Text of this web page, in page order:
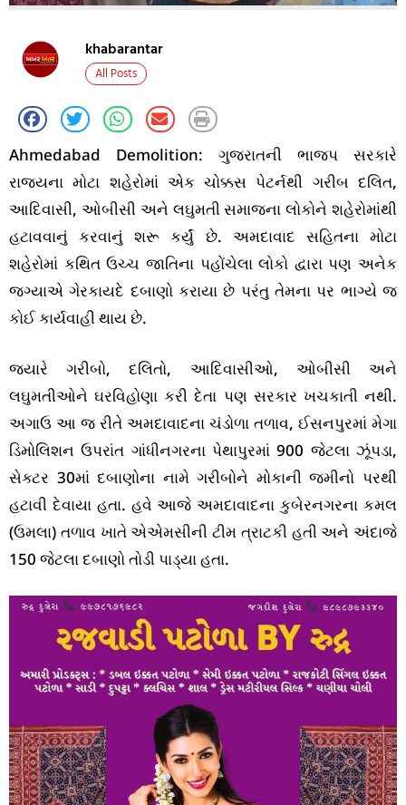
khabarantar
All Posts
Ahmedabad Demolition: ગુજરાતની ભાજપ સરકારે
રાજ્યના મોટા શહેરોમાં એક ચોક્કસ પેટર્નથી ગરીબ દલિત,
આદિવાસી, ઓબીસી અને લઘુમતી સમાજના લોકોને શહેરોમાંથી
હટાવવાનું કરવાનું શરૂ કર્યું છે. અમદાવાદ સહિતના મોટા
શહેરોમાં કથિત ઉચ્ચ જાતિના પહોંચેલા લોકો દ્વારા પણ અનેક
જગ્યાએ ગેરકાયદે દબાણો કરાયા છે પરંતુ તેમના પર ભાગ્યે જ
કોઈ કાર્યવાહી થાય છે.
જ્યારે ગરીબો, દલિતો, આદિવાસીઓ, ઓબીસી અને
લઘુમતીઓને ઘરવિહોણા કરી દેતા પણ સરકાર ખચકાતી નથી.
અગાઉ આ જ રીતે અમદાવાદના ચંડોળા તળાવ, ઈસનપુરમાં મેગા
ડિમોલિશન ઉપરાંત ગાંધીનગરના પેથાપુરમાં 900 જેટલા ઝૂંપડા,
સેક્ટર 30માં દબાણોના નામે ગરીબોને મોકાની જમીનો પરથી
હટાવી દેવાયા હતા. હવે આજે અમદાવાદના કુબેરનગરના કમલ
(ઉમલા) તળાવ ખાતે એએમસીની ટીમ ત્રાટકી હતી અને અંદાજે
150 જેટલા દબાણો તોડી પાડ્યા હતા.